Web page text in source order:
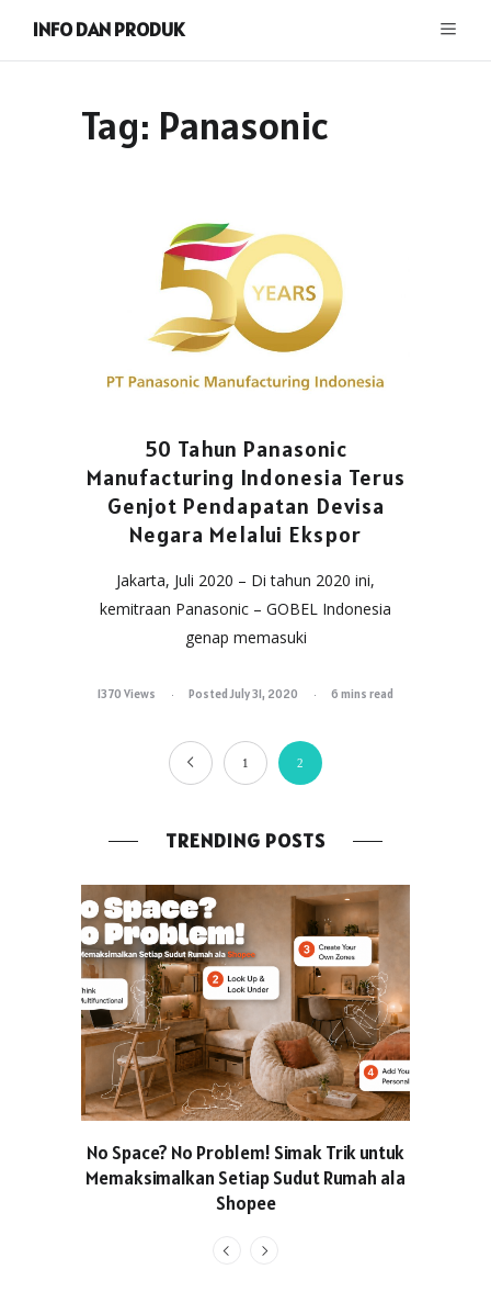
INFO DAN PRODUK
Tag: Panasonic
50 Tahun Panasonic
Manufacturing Indonesia Terus
Genjot Pendapatan Devisa
Negara Melalui Ekspor
Jakarta, Juli 2020 – Di tahun 2020 ini,
kemitraan Panasonic – GOBEL Indonesia
genap memasuki
1370 Views Posted July 31, 2020 6 mins read
1 2
TRENDING POSTS
No Space? No Problem! Simak Trik untuk
Memaksimalkan Setiap Sudut Rumah ala
Shopee